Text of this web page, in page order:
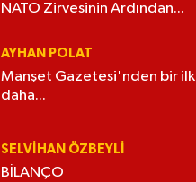
NATO Zirvesinin Ardından...
AYHAN POLAT
Manşet Gazetesi'nden bir ilk
daha...
SELVIHAN ÖZBEYLI
BİLANÇO